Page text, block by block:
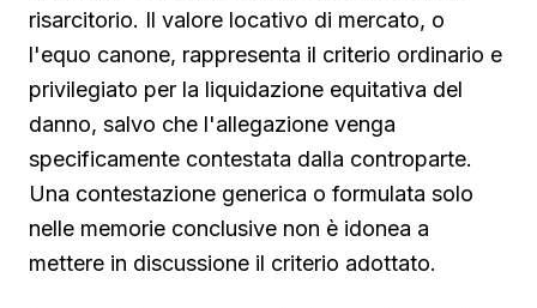
risarcitorio. Il valore locativo di mercato, o
l'equo canone, rappresenta il criterio ordinario e
privilegiato per la liquidazione equitativa del
danno, salvo che l'allegazione venga
specificamente contestata dalla controparte.
Una contestazione generica o formulata solo
nelle memorie conclusive non è idonea a
mettere in discussione il criterio adottato.